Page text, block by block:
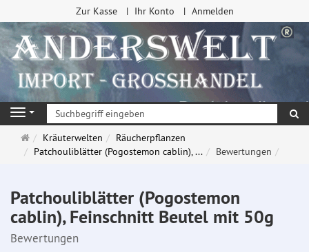
Zur Kasse Ihr Konto Anmelden
Navigation
Startseite
Kräuterwelten
Räucherpflanzen
Patchouliblätter (Pogostemon cablin), ...
Bewertungen
Patchouliblätter (Pogostemon
cablin), Feinschnitt Beutel mit 50g
Bewertungen